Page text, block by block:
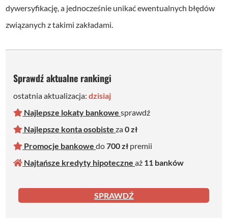
dywersyfikację, a jednocześnie unikać ewentualnych błędów
związanych z takimi zakładami.
Sprawdź aktualne rankingi
ostatnia aktualizacja:dzisiaj
Najlepsze lokaty bankowesprawdź
Najlepsze konta osobisteza0 zł
Promocje bankowedo700 zł premii
Najtańsze kredyty hipoteczneaż 11 banków
SPRAWDŹ